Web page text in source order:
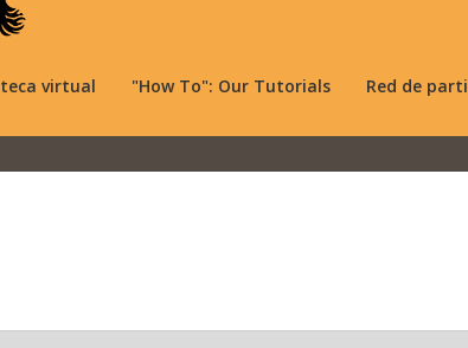
virtual "How To": Our Tutorials Red de